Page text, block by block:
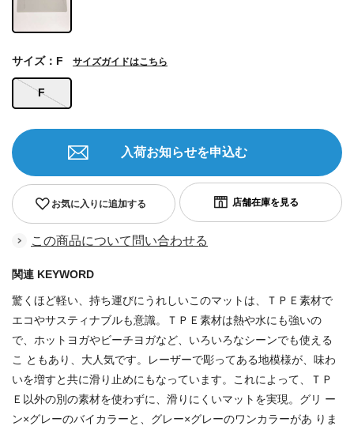
F
サイズ：F サイズガイドはこちら
お気に入りに追加する
入荷お知らせを申込む
この商品について問い合わせる
関連 KEYWORD
驚くほど軽い、持ち運びにうれしいこのマットは、ＴＰＥ素材で
エコやサスティナブルも意識。ＴＰＥ素材は熱や水にも強いの
で、ホットヨガやビーチヨガなど、いろいろなシーンでも使える
こ ともあり、大人気です。レーザーで彫ってある地模様が、味わ
いを増すと共に滑り止めにもなっています。これによって、ＴＰ
Ｅ以外の別の素材を使わずに、滑りにくいマットを実現。グリ ー
ン×グレーのバイカラーと、グレー×グレーのワンカラーがあ りま